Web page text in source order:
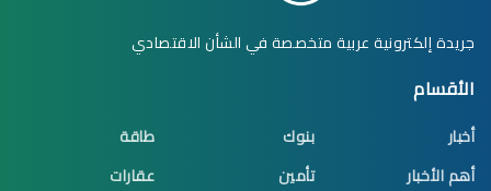
جريدة إلكترونية عربية متخصصة في الشأن الاقتصادي
الأقسام
أخبار
أهم الأخبار
بنوك
تأمين
طاقة
عقارات